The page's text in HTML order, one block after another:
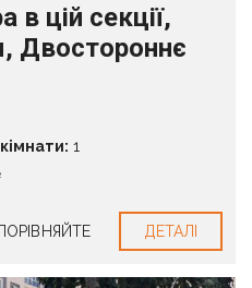
в цій секції,
Двостороннє
1
ДЕТАЛІ